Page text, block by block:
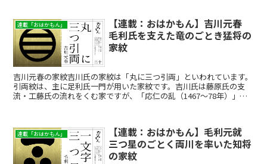
連載「おはかもん」
【連載：おはかもん】吉川元春
毛利氏を支えた竜のごとき猛将の
家紋
吉川元春の家紋吉川氏の家紋は「丸に三つ引両」といわれています。
引両紋は、主に足利氏一門が用いた家紋です。吉川氏は藤原氏の支
流・工藤氏の流れをくむ家ですが、「応仁の乱（1467～78年）」で
連載「おはかもん」
【連載：おはかもん】毛利元就
三つ星のごとく両川を率いた知将
の家紋